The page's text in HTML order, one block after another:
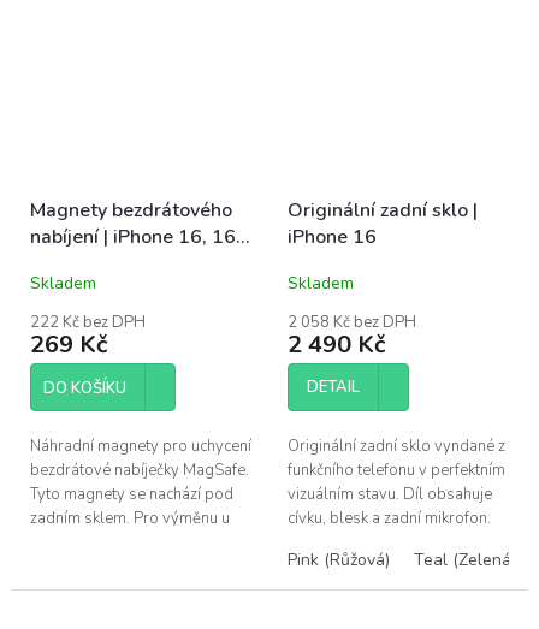
Magnety bezdrátového
nabíjení | iPhone 16, 16
Skladem
222 Kč bez DPH
269 Kč
DO KOŠÍKU
Náhradní magnety pro uchycení
bezdrátové nabíječky MagSafe.
Tyto magnety se nachází pod
zadním sklem. Pro výměnu u
Originální zadní sklo |
iPhone 16
Skladem
2 058 Kč bez DPH
2 490 Kč
DETAIL
Originální zadní sklo vyndané z
funkčního telefonu v perfektním
vizuálním stavu. Díl obsahuje
cívku, blesk a zadní mikrofon.
16. Zadní skla máme...
Pink (Růžová) Teal (Zelená)